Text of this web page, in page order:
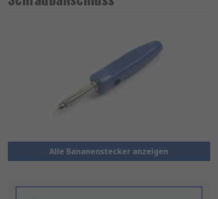
Alle Bananenstecker anzeigen